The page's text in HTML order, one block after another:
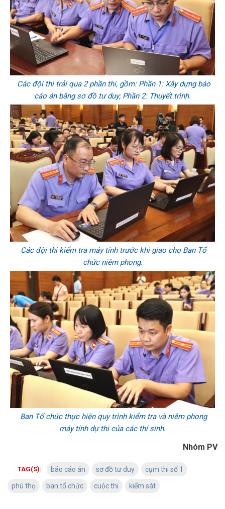
Các đội thi trải qua 2 phần thi, gồm: Phần 1: Xây dựng báo
cáo án bằng sơ đồ tư duy; Phần 2: Thuyết trình.
Các đội thi kiểm tra máy tính trước khi giao cho Ban Tổ
chức niêm phong.
Ban Tổ chức thực hiện quy trình kiểm tra và niêm phong
máy tính dự thi của các thí sinh.
Nhóm PV
TAG(S): báo cáo án sơ đồ tư duy cụm thi số 1
phú thọ ban tổ chức cuộc thi kiểm sát